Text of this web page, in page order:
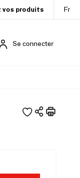
vos produits Fr
Se connecter